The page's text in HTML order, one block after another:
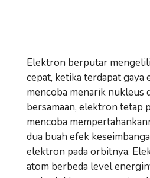
Elektron berputar
cepat, ketika terdapat
mencoba menarik nukleus
bersamaan, elektron tetap
mencoba
dua buah efek
elektron pada orbitnya.
atom berbeda level